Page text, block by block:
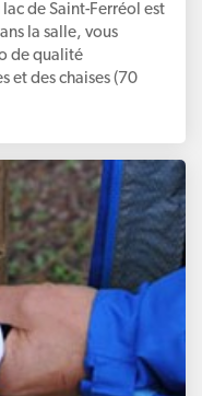
de Saint-Ferréol est
la salle, vous
de qualité
et des chaises (70